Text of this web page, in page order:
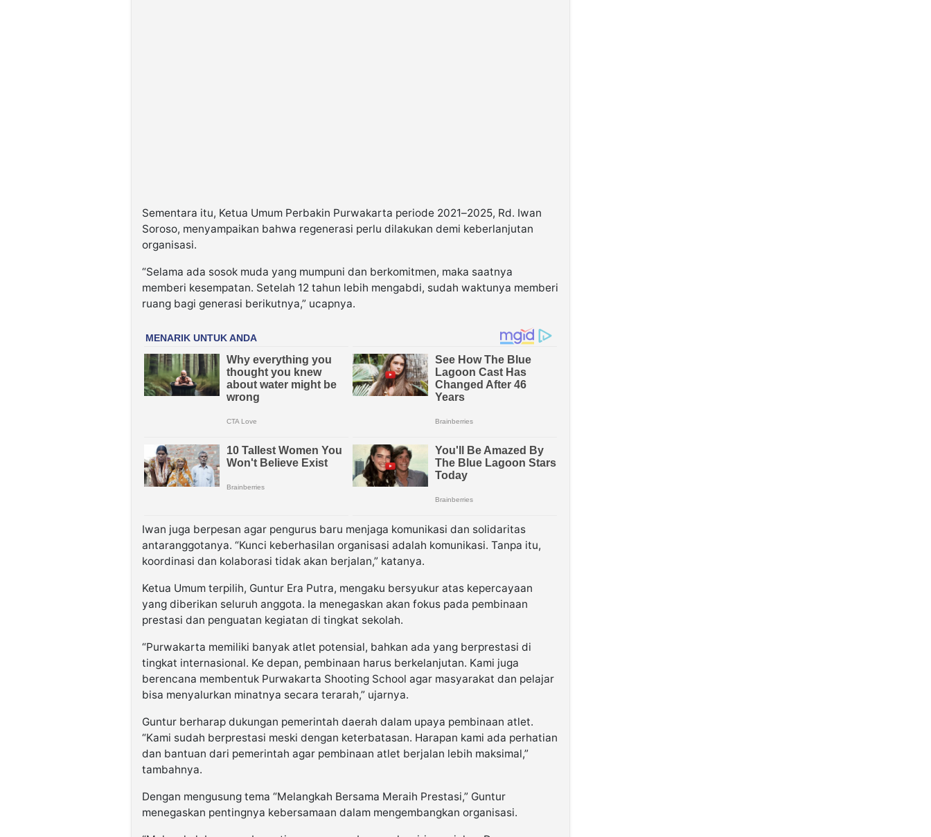
Sementara itu, Ketua Umum Perbakin Purwakarta periode 2021–2025, Rd. Iwan
Soroso, menyampaikan bahwa regenerasi perlu dilakukan demi keberlanjutan
organisasi.
“Selama ada sosok muda yang mumpuni dan berkomitmen, maka saatnya
memberi kesempatan. Setelah 12 tahun lebih mengabdi, sudah waktunya memberi
ruang bagi generasi berikutnya,” ucapnya.
Iwan juga berpesan agar pengurus baru menjaga komunikasi dan solidaritas
antaranggotanya. “Kunci keberhasilan organisasi adalah komunikasi. Tanpa itu,
koordinasi dan kolaborasi tidak akan berjalan,” katanya.
Ketua Umum terpilih, Guntur Era Putra, mengaku bersyukur atas kepercayaan
yang diberikan seluruh anggota. Ia menegaskan akan fokus pada pembinaan
prestasi dan penguatan kegiatan di tingkat sekolah.
“Purwakarta memiliki banyak atlet potensial, bahkan ada yang berprestasi di
tingkat internasional. Ke depan, pembinaan harus berkelanjutan. Kami juga
berencana membentuk Purwakarta Shooting School agar masyarakat dan pelajar
bisa menyalurkan minatnya secara terarah,” ujarnya.
Guntur berharap dukungan pemerintah daerah dalam upaya pembinaan atlet.
“Kami sudah berprestasi meski dengan keterbatasan. Harapan kami ada perhatian
dan bantuan dari pemerintah agar pembinaan atlet berjalan lebih maksimal,”
tambahnya.
Dengan mengusung tema “Melangkah Bersama Meraih Prestasi,” Guntur
menegaskan pentingnya kebersamaan dalam mengembangkan organisasi.